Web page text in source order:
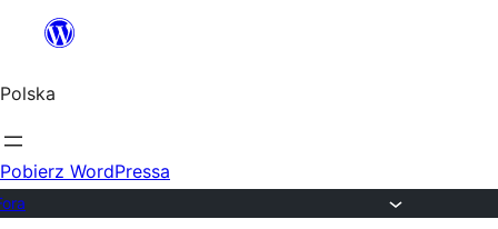
Przejdź
treści
Polska
Pobierz WordPressa